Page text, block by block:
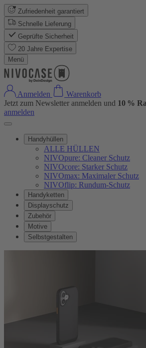
Zufriedenheit garantiert
Schnelle Lieferung
Geprüfte Sicherheit
20 Jahre Expertise
Menü
Anmelden
Warenkorb
Jetzt zum Newsletter anmelden und 10 %
anmelden
Handyhüllen
ALLE HÜLLEN
NIVOpure: Cleaner Schutz
NIVOcore: Starker Schutz
NIVOmax: Maximaler Schutz
NIVOflip: Rundum-Schutz
Handyketten
Displayschutz
Zubehör
Motive
Selbstgestalten